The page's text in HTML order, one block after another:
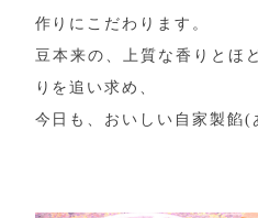
作りにこだわります。
豆本来の、上質な香りとほ
りを追い求め、
今日も、おいしい自家製餡(